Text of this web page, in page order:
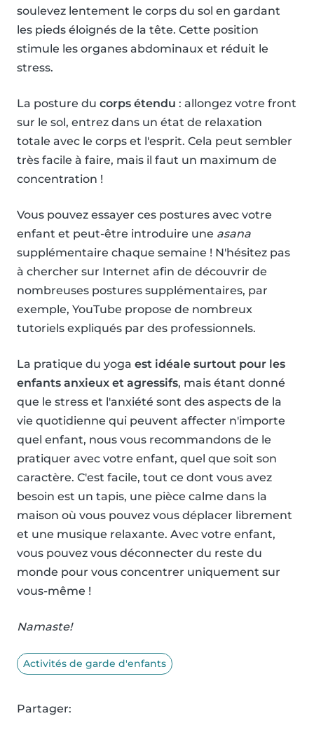
soulevez lentement le corps du sol en gardant
les pieds éloignés de la tête. Cette position
stimule les organes abdominaux et réduit le
stress.
La posture du corps étendu : allongez votre front
sur le sol, entrez dans un état de relaxation
totale avec le corps et l'esprit. Cela peut sembler
très facile à faire, mais il faut un maximum de
concentration !
Vous pouvez essayer ces postures avec votre
enfant et peut-être introduire une asana
supplémentaire chaque semaine ! N'hésitez pas
à chercher sur Internet afin de découvrir de
nombreuses postures supplémentaires, par
exemple, YouTube propose de nombreux
tutoriels expliqués par des professionnels.
La pratique du yoga est idéale surtout pour les
enfants anxieux et agressifs, mais étant donné
que le stress et l'anxiété sont des aspects de la
vie quotidienne qui peuvent affecter n'importe
quel enfant, nous vous recommandons de le
pratiquer avec votre enfant, quel que soit son
caractère. C'est facile, tout ce dont vous avez
besoin est un tapis, une pièce calme dans la
maison où vous pouvez vous déplacer librement
et une musique relaxante. Avec votre enfant,
vous pouvez vous déconnecter du reste du
monde pour vous concentrer uniquement sur
vous-même !
Namaste!
Activités de garde d'enfants
Partager: